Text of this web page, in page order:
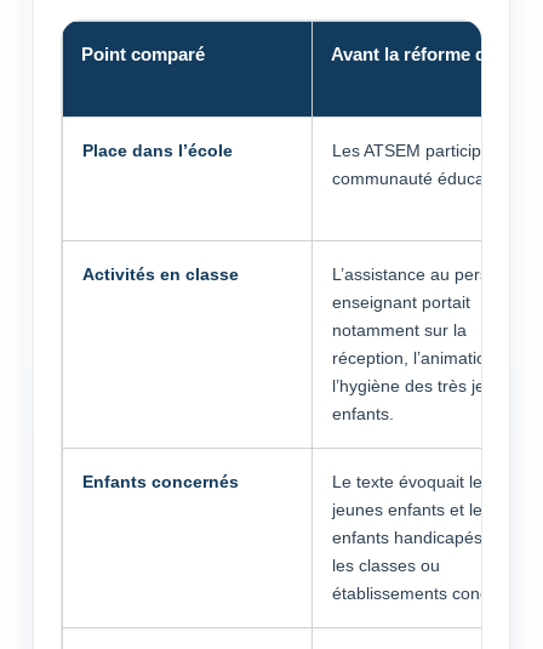
Point comparé Avant la réforme de 2018
Place dans l’école
Les ATSEM participent à la
communauté éducative.
Activités en classe
L’assistance au personnel
enseignant portait
notamment sur la
réception, l’animation et
l’hygiène des très jeunes
enfants.
Enfants concernés
Le texte évoquait les très
jeunes enfants et les
enfants handicapés dans
les classes ou
établissements concernés.